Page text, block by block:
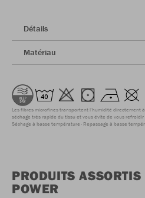
Détails
Matériau
Les fibres microfines transportent l'humidité directement
séchage très rapide du tissu et vous évite de vous
Séchage à basse température Repassage à basse
PRODUITS
POWER